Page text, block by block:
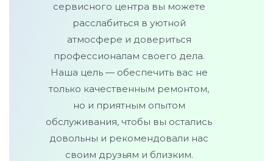
сервисного центра вы можете
расслабиться в уютной
атмосфере и довериться
профессионалам своего дела.
Наша цель — обеспечить вас не
только качественным ремонтом,
но и приятным опытом
обслуживания, чтобы вы остались
довольны и рекомендовали нас
своим друзьям и близким.